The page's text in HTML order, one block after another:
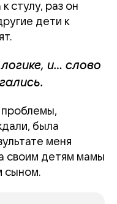
стулу, раз он
дети к
и… слово
проблемы,
была
меня
своим детям мамы
сыном.